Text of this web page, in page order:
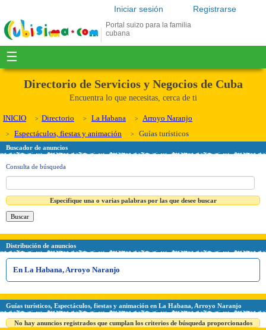
Registrarse
Iniciar sesión
Portal suizo para la familia
cubana
☰
Directorio de Servicios y Negocios de Cuba
Encuentra lo que necesitas, cerca de ti
INICIO Directorio La Habana
Arroyo Naranjo
Espectáculos, fiestas y animación
Guías turísticos
Buscador de anuncios
Consulta de búsqueda
Especifique una o varias palabras por las que desee buscar
Distribución de anuncios
En La Habana, Arroyo Naranjo
Guías turísticos, Espectáculos, fiestas y animación en La Habana, Arroyo Naranjo
No hay anuncios registrados que cumplan los criterios de búsqueda proporcionados